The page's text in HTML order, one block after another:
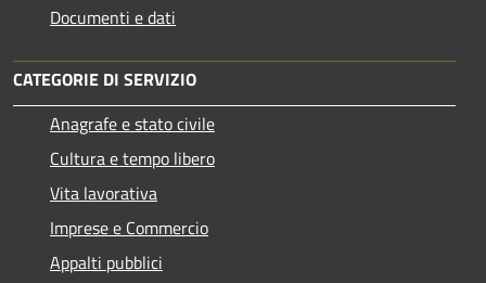
Documenti e dati
CATEGORIE DI SERVIZIO
Anagrafe e stato civile
Cultura e tempo libero
Vita lavorativa
Imprese e Commercio
Appalti pubblici